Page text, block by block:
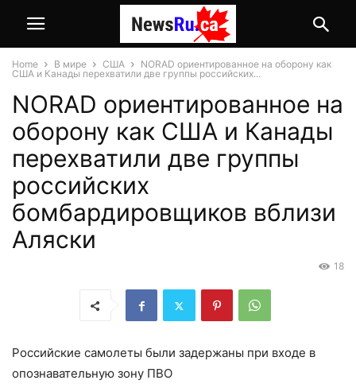
Home В мире США
NORAD ориентированное на оборону как
США и Канады перехватили две группы российских...
NORAD ориентированное на
оборону как США и Канады
перехватили две группы
российских
бомбардировщиков вблизи
Аляски
18
Российские самолеты были задержаны при входе в
опознавательную зону ПВО